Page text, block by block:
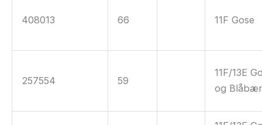
408013 66 11F Gose
257554 59
11F/13E
og